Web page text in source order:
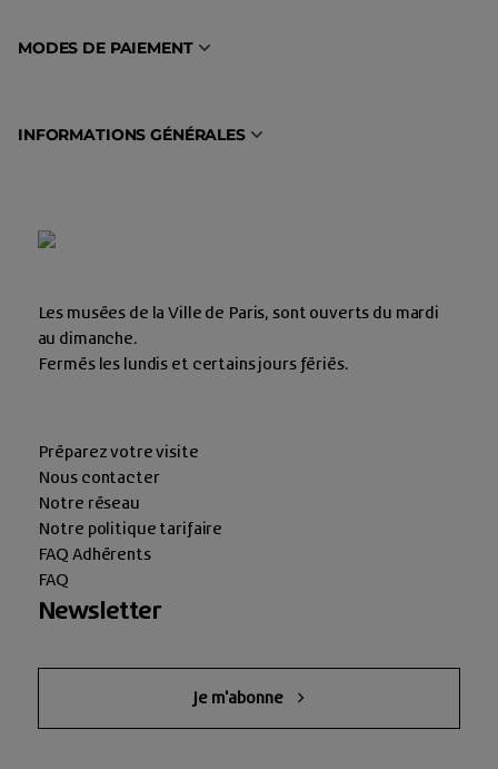
MODES DE PAIEMENT
INFORMATIONS GÉNÉRALES